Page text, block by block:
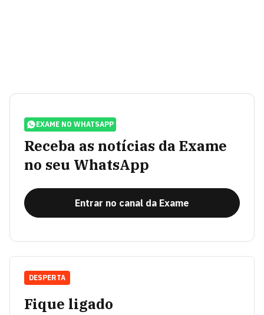
EXAME NO WHATSAPP
Receba as notícias da Exame
no seu WhatsApp
Entrar no canal da Exame
Fique ligado
DESPERTA